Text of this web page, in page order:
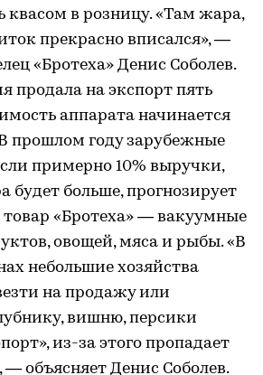
квасом в розницу. «Там жара,
прекрасно вписался», —
«Бротеха» Денис Соболев.
продала на экспорт пять
аппарата начинается
прошлом году зарубежные
примерно 10% выручки,
будет больше, прогнозирует
товар «Бротеха» — вакуумные
овощей, мяса и рыбы. «В
небольшие хозяйства
на продажу или
вишню, персики
из-за этого пропадает
— объясняет Денис Соболев.